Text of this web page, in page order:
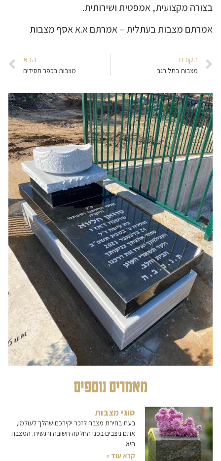
בצורה מקצועית, אמפטית ושירותית.
אמרתם מצבות בעתלית – אמרתם א.א אסף מצבות
הקודם
מצבות בתל רגב
הבא
מצבות בכפר חסידים
מאמרים נוספים
סוגי מצבות
בעת בחירת מצבה לזכר יקירכם שהלך לעולמו,
אתם ניצבים בפני החלטה חשובה ורגשית. המצבה
היא
קרא עוד »